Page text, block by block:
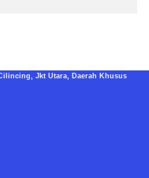
Jkt Utara, Daerah Khusus